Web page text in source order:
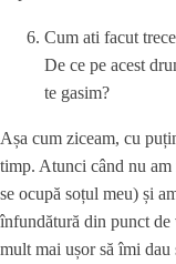
Cum ati facut
De ce pe acest
te gasim?
Așa cum ziceam, cu
timp. Atunci când nu am
se ocupă soțul meu) și
înfundătură din punct
mult mai ușor să îmi dau